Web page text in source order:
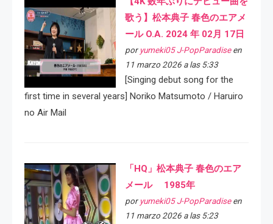
歌う】松本典子 春色のエアメ
ール O.A. 2024 年 02月 17日
por yumeki05 J-PopParadiseen
11 marzo 2026 a las 5:33
[Singing debut song for the
first time in several years] Noriko Matsumoto / Haruiro
no Air Mail
「HQ」松本典子 春色のエア
メール 1985年
por yumeki05 J-PopParadiseen
11 marzo 2026 a las 5:23